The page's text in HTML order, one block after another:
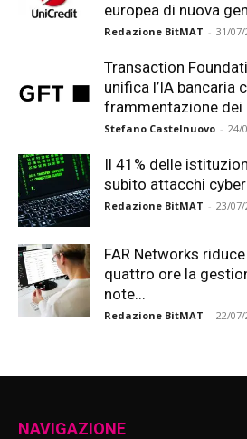
europea di nuova
Redazione BitMAT - 31/07/
Transaction
unifica l’IA bancaria
frammentazione dei
Stefano Castelnuovo - 24/
Il 41% delle
subito attacchi
Redazione BitMAT - 23/07/
FAR Networks
quattro ore la
note...
Redazione BitMAT - 22/07/
NAVIGAZIONE